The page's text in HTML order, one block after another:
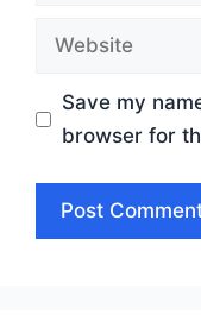
Website
Save my
browser for